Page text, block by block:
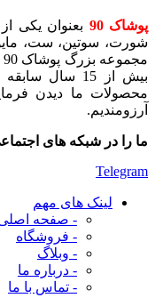
پوشاک 90
بعنوان یکی
شورت، سوتین، ست،
بیش از 15
محصولات ما دیدن
آرزومندیم.
ما را در شبکه های
Telegram
لینک های مهم
- صفحه
- فروشگاه
- وبلاگ
- درباره ما
- تماس با ما